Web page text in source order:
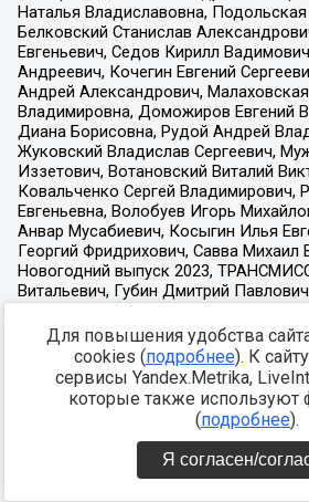
Для повышения удобства
cookies (подробнее). К
сервисы Yandex.Metrika,
которые также используют
(подробнее).
Я согласен/